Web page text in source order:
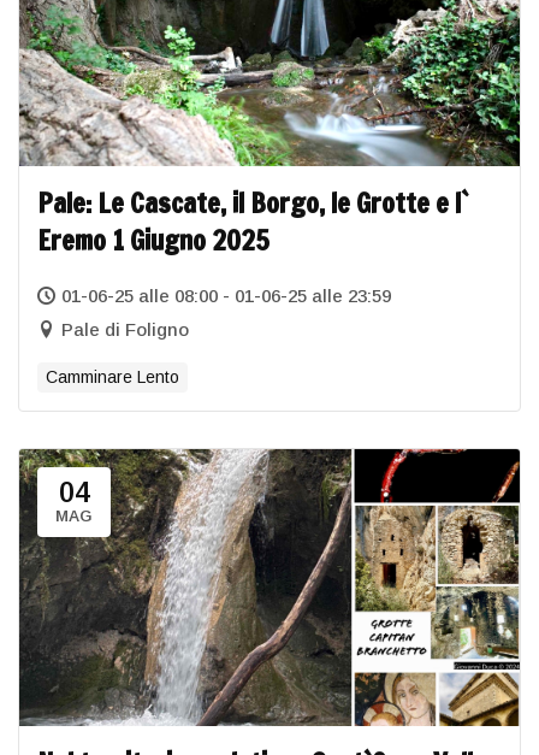
Pale: Le Cascate, il Borgo, le Grotte e l`
Eremo 1 Giugno 2025
01-06-25 alle 08:00 - 01-06-25 alle 23:59
Pale di Foligno
Camminare Lento
04
MAG